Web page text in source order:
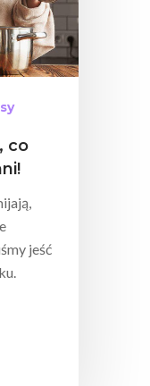
żeby zamknąć
co
jeść